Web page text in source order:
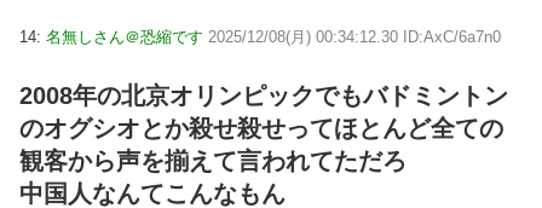
14: 名無しさん＠恐縮です 2025/12/08(月) 00:34:12.30 ID:AxC/6a7n0
2008年の北京オリンピックでもバドミントン
のオグシオとか殺せ殺せってほとんど全ての
観客から声を揃えて言われてただろ
中国人なんてこんなもん